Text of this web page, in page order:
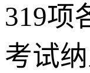
319项
考试